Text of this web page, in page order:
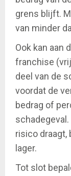
grens blijft.
van minder
Ook kan aan
franchise
deel van de
voordat de
bedrag of
risico draagt,
lager.
Tot slot